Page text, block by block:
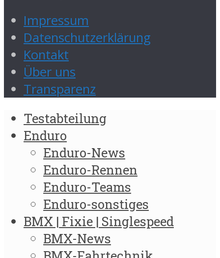
Impressum
Datenschutzerklärung
Kontakt
Über uns
Transparenz
Testabteilung
Enduro
Enduro-News
Enduro-Rennen
Enduro-Teams
Enduro-sonstiges
BMX | Fixie | Singlespeed
BMX-News